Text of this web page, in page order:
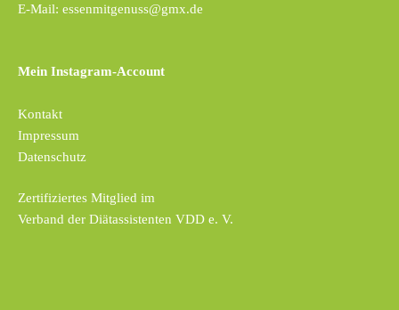
E-Mail:essenmitgenuss@gmx.de
Mein Instagram-Account
Kontakt
Impressum
Datenschutz
Zertifiziertes Mitglied im
Verband der Diätassistenten VDD e. V.